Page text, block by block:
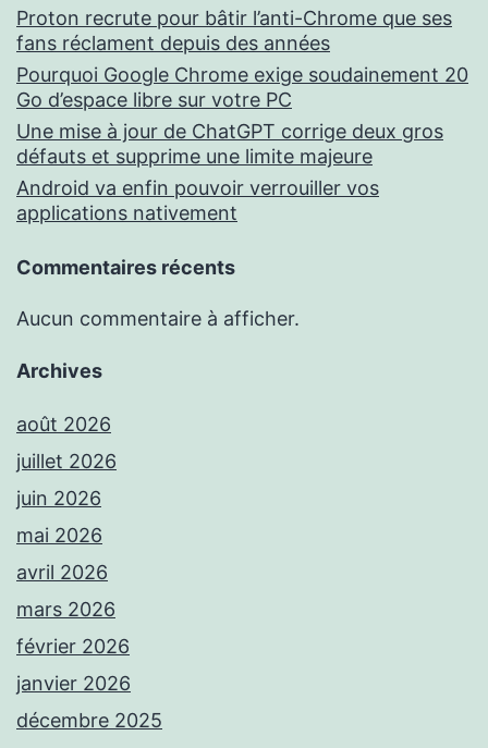
Proton recrute pour bâtir l’anti-Chrome que ses
fans réclament depuis des années
Pourquoi Google Chrome exige soudainement 20
Go d’espace libre sur votre PC
Une mise à jour de ChatGPT corrige deux gros
défauts et supprime une limite majeure
Android va enfin pouvoir verrouiller vos
applications nativement
Commentaires récents
Aucun commentaire à afficher.
Archives
août 2026
juillet 2026
juin 2026
mai 2026
avril 2026
mars 2026
février 2026
janvier 2026
décembre 2025